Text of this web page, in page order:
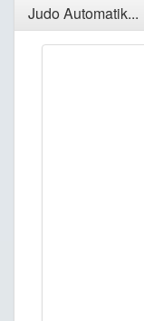
Judo Automatik...